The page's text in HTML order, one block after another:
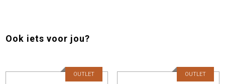
Ook iets voor jou?
OUTLET OUTLET